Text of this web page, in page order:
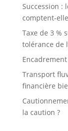
Succession :
comptent-
Taxe de 3 %
tolérance de
Transport
financière
la caution ?